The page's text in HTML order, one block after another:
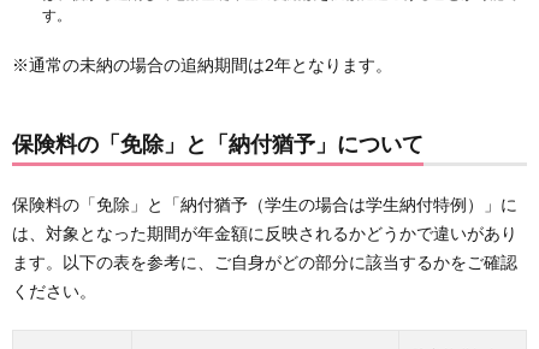
す。
※通常の未納の場合の追納期間は2年となります。
保険料の「免除」と「納付猶予」について
保険料の「免除」と「納付猶予（学生の場合は学生納付特例）」に
は、対象となった期間が年金額に反映されるかどうかで違いがあり
ます。以下の表を参考に、ご自身がどの部分に該当するかをご確認
ください。